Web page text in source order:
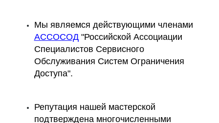
Мы являемся действующими членами
АССОСОД"Российской Ассоциации
Специалистов Сервисного
Обслуживания Систем Ограничения
Доступа".
Репутация нашей мастерской
подтверждена многочисленными